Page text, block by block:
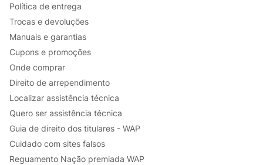
Política de entrega
Trocas e devoluções
Manuais e garantias
Cupons e promoções
Onde comprar
Direito de arrependimento
Localizar assistência técnica
Quero ser assistência técnica
Guia de direito dos titulares - WAP
Cuidado com sites falsos
Reguamento Nação premiada WAP